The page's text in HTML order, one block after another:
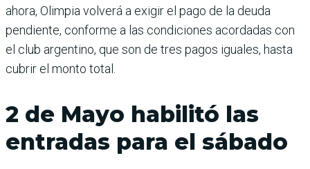
ahora, Olimpia volverá a exigir el pago de la deuda
pendiente, con­forme a las condiciones acordadas con
el club argentino, que son de tres pagos iguales, hasta
cubrir el monto total.
2 de Mayo habilitó las
entradas para el sábado